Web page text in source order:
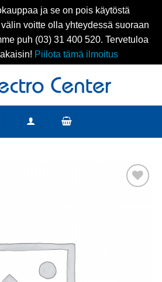
ja se on pois käytöstä
voitte olla yhteydessä suoraan
puh (03) 31 400 520. Tervetuloa
Piilota tämä ilmoitus